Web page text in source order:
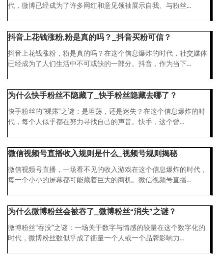
代，微博已经成为了许多网红和意见领袖展示自我、与粉丝...
抖音上花钱涨粉,粉是真的吗？_抖音买粉可信？
抖音上花钱涨粉，粉是真的吗？在这个信息爆炸的时代，社交媒体
已经成为了人们生活中不可或缺的一部分。抖音，作为当下...
为什么快手粉丝不隐藏了_快手粉丝隐藏去哪了？
快手粉丝的“裸露”之谜：是坦荡，还是迷失？在这个信息爆炸的时
代，每个人似乎都在努力寻找自己的声音。快手，这个曾...
微信视频号直播收入规则是什么_视频号规则揭秘
微信视频号直播，一场看不见的收入游戏在这个信息爆炸的时代，
每一个小小的屏幕都可能藏着巨大的商机。微信视频号直播...
为什么微博粉丝会被吞了_微博粉丝“消失”之谜？
微博粉丝“吞没”之谜：一场关于数字与情感的较量在这个数字化的
时代，微博粉丝数似乎成了衡量一个人或一个品牌影响力...